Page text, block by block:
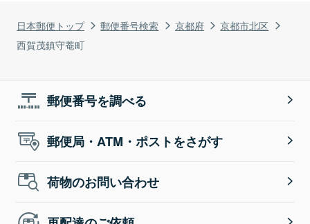
日本郵便トップ 郵便番号検索 京都府
京都市北区
西賀茂鎮守菴町
郵便番号を調べる
郵便局・ATM・ポストをさがす
荷物のお問い合わせ